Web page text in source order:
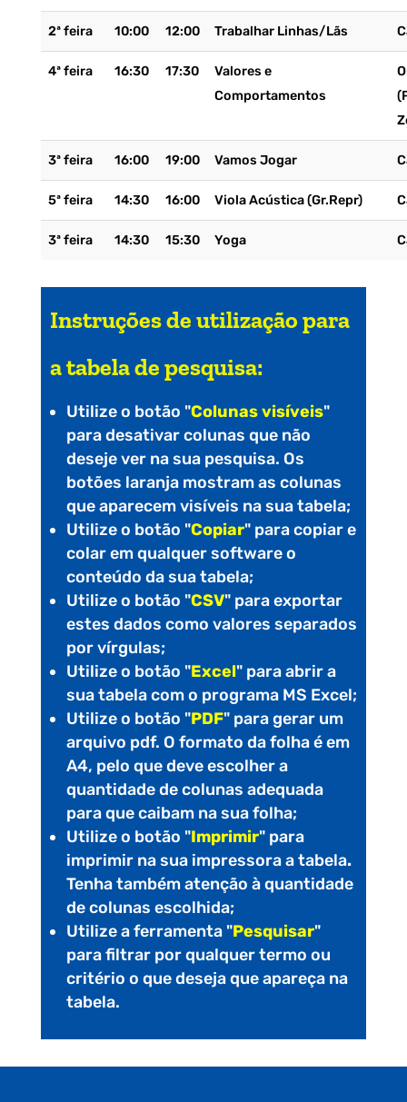
2ª feira 10:00 12:00 Trabalhar Linhas/Lãs
4ª feira 16:30 17:30
Valores e
Comportamentos
3ª feira 16:00 19:00 Vamos Jogar
5ª feira 14:30 16:00 Viola Acústica (Gr.Repr)
3ª feira 14:30 15:30 Yoga
Instruções de utilização para
a tabela de pesquisa:
Utilize o botão "Colunas visíveis"
para desativar colunas que não
deseje ver na sua pesquisa. Os
botões laranja mostram as colunas
que aparecem visíveis na sua tabela;
Utilize o botão "Copiar" para copiar e
colar em qualquer software o
conteúdo da sua tabela;
Utilize o botão "CSV" para exportar
estes dados como valores separados
por vírgulas;
Utilize o botão "Excel" para abrir a
sua tabela com o programa MS Excel;
Utilize o botão "PDF" para gerar um
arquivo pdf. O formato da folha é em
A4, pelo que deve escolher a
quantidade de colunas adequada
para que caibam na sua folha;
Utilize o botão "Imprimir" para
imprimir na sua impressora a tabela.
Tenha também atenção à quantidade
de colunas escolhida;
Utilize a ferramenta "Pesquisar"
para filtrar por qualquer termo ou
critério o que deseja que apareça na
tabela.